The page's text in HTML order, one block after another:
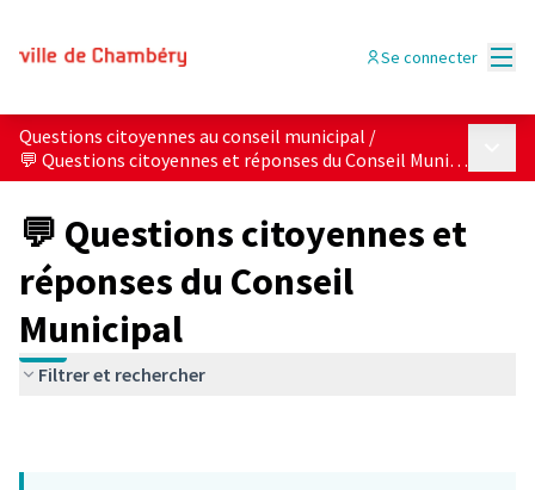
Se connecter
Questions citoyennes au conseil municipal /
💬 Questions citoyennes et réponses du Conseil Municipal
💬 Questions citoyennes et
réponses du Conseil
Municipal
Filtrer et rechercher